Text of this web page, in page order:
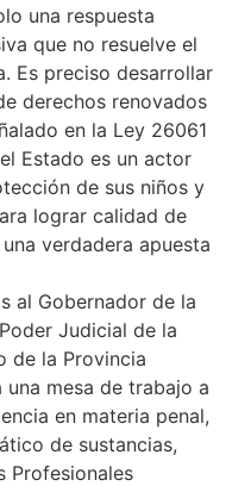
una respuesta
que no resuelve el
Es preciso desarrollar
derechos renovados
en la Ley 26061
Estado es un actor
de sus niños y
lograr calidad de
verdadera apuesta
al Gobernador de la
Judicial de la
de la Provincia
mesa de trabajo a
en materia penal,
de sustancias,
Profesionales